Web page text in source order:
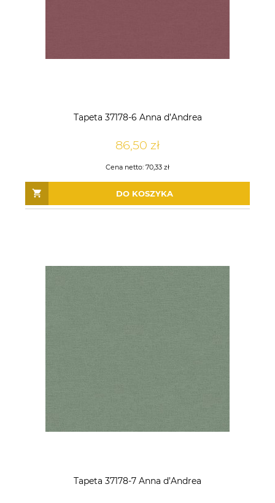
Tapeta 37178-6 Anna d’Andrea
86,50 zł
Cena netto: 70,33 zł
DO KOSZYKA
Tapeta 37178-7 Anna d’Andrea